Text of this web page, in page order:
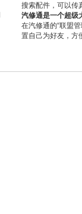
搜索配件，可以传
汽修通是一个超级
在汽修通的“联盟
置自己为好友，方